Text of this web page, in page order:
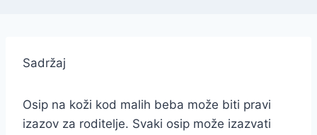
Sadržaj
Osip na koži kod malih beba može biti pravi
izazov za roditelje. Svaki osip može izazvati